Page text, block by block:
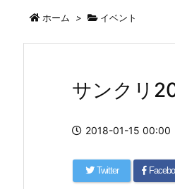
ホーム > イベント
サンクリ
2018-01-15 00:00
Twitter